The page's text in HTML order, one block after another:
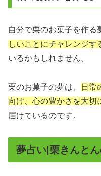
自分で栗のお菓子を作る
しいことにチャレンジす
いるかもしれません。
栗のお菓子の夢は、
日常
向け、心の豊かさを大切
届けているのです。
夢占い|栗きんと